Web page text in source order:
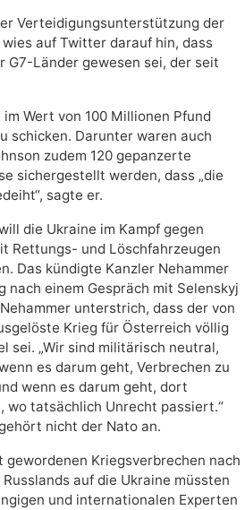
Verteidigungsunterstützung der
auf Twitter darauf hin, dass
G7-Länder gewesen sei, der seit
Wert von 100 Millionen Pfund
schicken. Darunter waren auch
zudem 120 gepanzerte
sichergestellt werden, dass „die
sagte er.
die Ukraine im Kampf gegen
Rettungs- und Löschfahrzeugen
Das kündigte Kanzler Nehammer
nach einem Gespräch mit Selenskyj
unterstrich, dass der von
Krieg für Österreich völlig
sei. „Wir sind militärisch neutral,
es darum geht, Verbrechen zu
wenn es darum geht, dort
wo tatsächlich Unrecht passiert.“
nicht der Nato an.
gewordenen Kriegsverbrechen nach
auf die Ukraine müssten
und internationalen Experten